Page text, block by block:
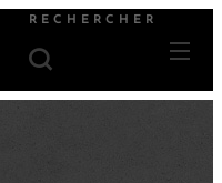
RECHERCHER